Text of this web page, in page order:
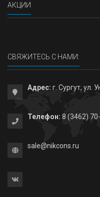
АКЦИИ
СВЯЖИТЕСЬ С НАМИ:
Адрес: г. Сургут, ул.
Телефон: 8 (3462)
sale@nikcons.ru